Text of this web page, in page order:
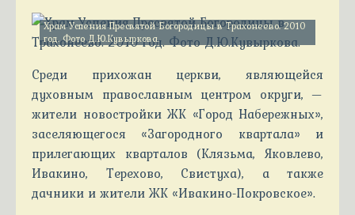
Храм Успения Пресвятой Богородицы в Трахонеево. 2010
год. Фото Д.Ю.Кувыркова.
Среди прихожан церкви, являющейся
духовным православным центром округи, —
жители новостройки ЖК «Город Набережных»,
заселяющегося «Загородного квартала» и
прилегающих кварталов (Клязьма, Яковлево,
Ивакино, Терехово, Свистуха), а также
дачники и жители ЖК «Ивакино-Покровское».